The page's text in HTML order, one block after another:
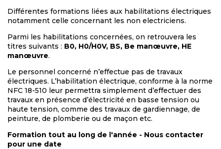
Différentes formations liées aux habilitations électriques
notamment celle concernant les non electriciens.
Parmi les habilitations concernées, on retrouvera les
titres suivants : B0, H0/H0V, BS, Be manœuvre, HE
manœuvre.
Le personnel concerné n’effectue pas de travaux
électriques. L’habilitation électrique, conforme à la norme
NFC 18-510 leur permettra simplement d’effectuer des
travaux en présence d’électricité en basse tension ou
haute tension, comme des travaux de gardiennage, de
peinture, de plomberie ou de maçon etc.
Formation tout au long de l'année - Nous contacter
pour une date